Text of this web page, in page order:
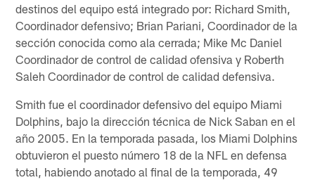
destinos del equipo está integrado por: Richard Smith,
Coordinador defensivo; Brian Pariani, Coordinador de la
sección conocida como ala cerrada; Mike Mc Daniel
Coordinador de control de calidad ofensiva y Roberth
Saleh Coordinador de control de calidad defensiva.
Smith fue el coordinador defensivo del equipo Miami
Dolphins, bajo la dirección técnica de Nick Saban en el
año 2005. En la temporada pasada, los Miami Dolphins
obtuvieron el puesto número 18 de la NFL en defensa
total, habiendo anotado al final de la temporada, 49